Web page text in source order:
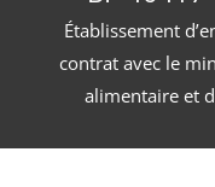
Établissement
contrat avec le
alimentaire et